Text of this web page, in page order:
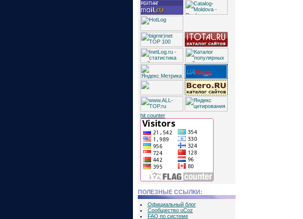
hit counter
ПОЛЕЗНЫЕ ССЫЛКИ:
Официальный блог
Сообщество uCoz
FAQ по системе